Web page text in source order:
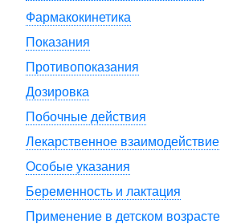
Фармакокинетика
Показания
Противопоказания
Дозировка
Побочные действия
Лекарственное взаимодействие
Особые указания
Беременность и лактация
Применение в детском возрасте